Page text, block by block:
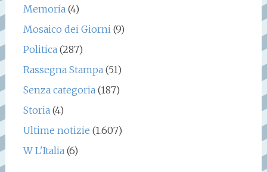
Memoria(4)
Mosaico dei Giorni(9)
Politica(287)
Rassegna Stampa(51)
Senza categoria(187)
Storia(4)
Ultime notizie (1.607)
W L'Italia(6)